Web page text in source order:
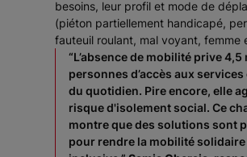
besoins, leur profil et mode de
(piéton partiellement handicapé,
fauteuil roulant, mal voyant, femme
“L’absence de mobilité prive
personnes d’accès aux
du quotidien. Pire encore, elle
risque d'isolement social. Ce
montre que des solutions sont
pour rendre la mobilité solidaire